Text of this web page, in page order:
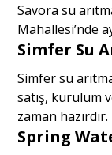
Savora su
Mahallesi’nde
Simfer Su
Simfer su
satış, kurulum
zaman hazırdır.
Spring